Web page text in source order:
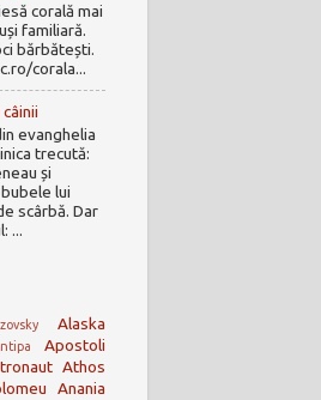
corală mai
familiară.
bărbătești.
corala...
evanghelia
trecută:
și
lui
scârbă. Dar
...
Alaska
Apostoli
Athos
Anania